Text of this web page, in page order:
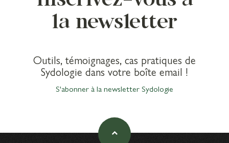
la newsletter
Outils, témoignages, cas pratiques de
Sydologie dans votre boîte email !
S'abonner à la newsletter Sydologie